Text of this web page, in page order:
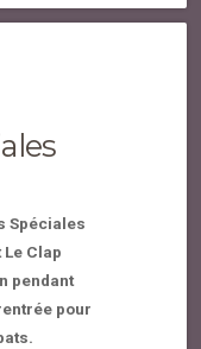
Spéciales
Clap
pendant
pour